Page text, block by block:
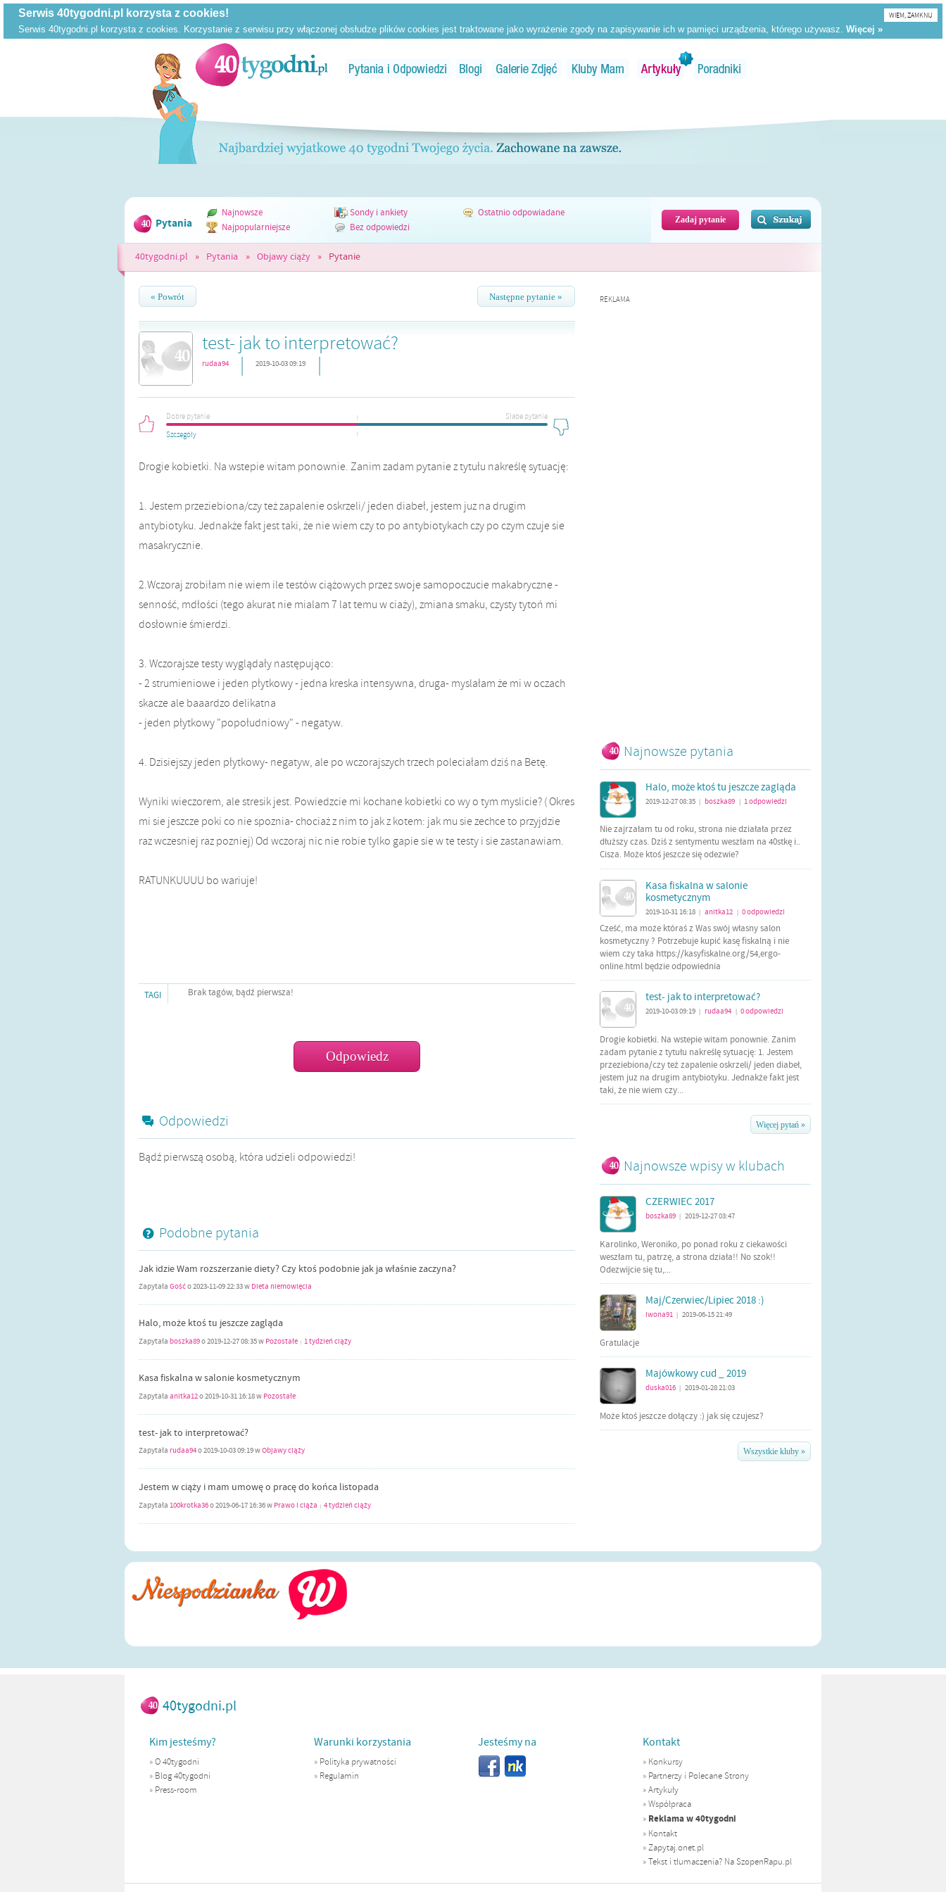
WIEM, ZAMKNIJ
Pytania
Najnowsze Sondy i ankiety
Ostatnio odpowiadane
Najpopularniejsze
Bez odpowiedzi
Zadaj pytanie
40tygodni.pl » Pytania » Objawy ciąży » Pytanie
« Powrót Następne pytanie »
test- jak to interpretować?
rudaa94 | 2019-10-03 09:19 |
Dobre pytanie
Słabe pytanie
Szczegóły
Drogie kobietki. Na wstepie witam ponownie. Zanim zadam pytanie z tytułu nakreślę sytuację:
1. Jestem przeziebiona/czy też zapalenie oskrzeli/ jeden diabeł, jestem juz na drugim
antybiotyku. Jednakże fakt jest taki, że nie wiem czy to po antybiotykach czy po czym czuje sie
masakrycznie.
2.Wczoraj zrobiłam nie wiem ile testów ciążowych przez swoje samopoczucie makabryczne -
senność, mdłości (tego akurat nie mialam 7 lat temu w ciaży), zmiana smaku, czysty tytoń mi
dosłownie śmierdzi.
3. Wczorajsze testy wyglądały następująco:
- 2 strumieniowe i jeden płytkowy - jedna kreska intensywna, druga- myslałam że mi w oczach
skacze ale baaardzo delikatna
- jeden płytkowy "popołudniowy" - negatyw.
4. Dzisiejszy jeden płytkowy- negatyw, ale po wczorajszych trzech poleciałam dziś na Betę.
Wyniki wieczorem, ale stresik jest. Powiedzcie mi kochane kobietki co wy o tym myslicie? ( Okres
mi sie jeszcze poki co nie spoznia- chociaż z nim to jak z kotem: jak mu sie zechce to przyjdzie
raz wczesniej raz pozniej) Od wczoraj nic nie robie tylko gapie sie w te testy i sie zastanawiam.
RATUNKUUUU bo wariuje!
TAGI Brak tagów, bądź pierwsza!
Odpowiedzi
Bądź pierwszą osobą, która udzieli odpowiedzi!
Podobne pytania
Jak idzie Wam rozszerzanie diety? Czy ktoś podobnie jak ja właśnie zaczyna?
Zapytała Gośćo2023-11-09 22:33w Dieta niemowlęcia
Halo, może ktoś tu jeszcze zagląda
Zapytała boszka89o2019-12-27 08:35w Pozostałe | 1 tydzień ciąży
Kasa fiskalna w salonie kosmetycznym
Zapytała anitka12o2019-10-31 16:18w Pozostałe
test- jak to interpretować?
Zapytała rudaa94o2019-10-03 09:19wObjawy ciąży
Jestem w ciąży i mam umowę o pracę do końca listopada
Zapytała 100krotka36o2019-06-17 16:36w Prawo i ciąża | 4 tydzień ciąży
REKLAMA
Najnowsze pytania
Halo, może ktoś tu jeszcze zagląda
2019-12-27 08:35 boszka89 1odpowiedzi
Nie zajrzałam tu od roku, strona nie działała przez
dłuższy czas. Dziś z sentymentu weszłam na 40stkę i..
Cisza. Może ktoś jeszcze się odezwie?
Kasa fiskalna w salonie
kosmetycznym
2019-10-31 16:18 anitka12 0odpowiedzi
Cześć, ma może któraś z Was swój własny salon
kosmetyczny ? Potrzebuje kupić kasę fiskalną i nie
wiem czy taka https://kasyfiskalne.org/54,ergo-
online.html będzie odpowiednia
test- jak to interpretować?
2019-10-03 09:19 rudaa94 0odpowiedzi
Drogie kobietki. Na wstepie witam ponownie. Zanim
zadam pytanie z tytułu nakreślę sytuację: 1. Jestem
przeziebiona/czy też zapalenie oskrzeli/ jeden diabeł,
jestem juz na drugim antybiotyku. Jednakże fakt jest
taki, że nie wiem czy...
Więcej pytań »
Najnowsze wpisy w klubach
CZERWIEC 2017
boszka89 2019-12-27 03:47
Karolinko, Weroniko, po ponad roku z ciekawości
weszłam tu, patrzę, a strona działa!! No szok!!
Odezwijcie się tu,...
Maj/Czerwiec/Lipiec 2018 :)
iwona91 2019-06-15 21:49
Gratulacje
Majówkowy cud _ 2019
duska016 2019-01-28 21:03
Może ktoś jeszcze dołączy :) jak się czujesz?
Wszystkie kluby »
40tygodni.pl
Kim jesteśmy?
»O 40tygodni
» Blog 40tygodni
» Press-room
Warunki korzystania
» Polityka prywatności
» Regulamin
Jesteśmy na Kontakt
» Konkursy
» Partnerzy i Polecane Strony
»Artykuły
»Współpraca
» Reklama w 40tygodni
» Kontakt
»Zapytaj.onet.pl
»Tekst i tłumaczenia? Na SzopenRapu.pl